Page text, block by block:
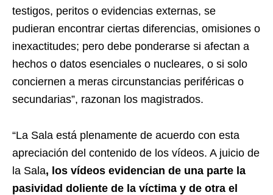
testigos, peritos o evidencias externas, se
pudieran encontrar ciertas diferencias, omisiones o
inexactitudes; pero debe ponderarse si afectan a
hechos o datos esenciales o nucleares, o si solo
conciernen a meras circunstancias periféricas o
secundarias”, razonan los magistrados.
“La Sala está plenamente de acuerdo con esta
apreciación del contenido de los vídeos. A juicio de
la Sala, los vídeos evidencian de una parte la
pasividad doliente de la víctima y de otra el